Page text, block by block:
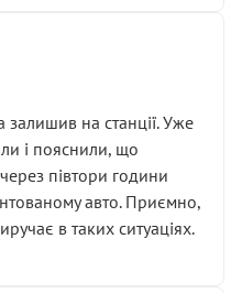
знімати колеса”
можна
робіт без
дякую!
абсурдно:
рідини потрібно
циліндром у
залишив на станції. Уже
і пояснили, що
півтори години
авто. Приємно,
в таких ситуаціях.